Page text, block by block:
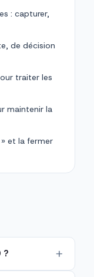
: capturer,
de décision
traiter les
maintenir la
et la fermer
?